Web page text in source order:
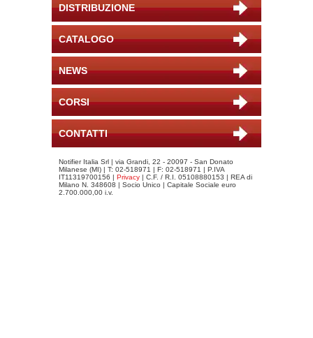
DISTRIBUZIONE
CATALOGO
NEWS
CORSI
CONTATTI
Notifier Italia Srl | via Grandi, 22 - 20097 - San Donato
Milanese (MI) | T: 02-518971 | F: 02-518971 | P.IVA
IT11319700156 | Privacy | C.F. / R.I. 05108880153 | REA di
Milano N. 348608 | Socio Unico | Capitale Sociale euro
2.700.000,00 i.v.